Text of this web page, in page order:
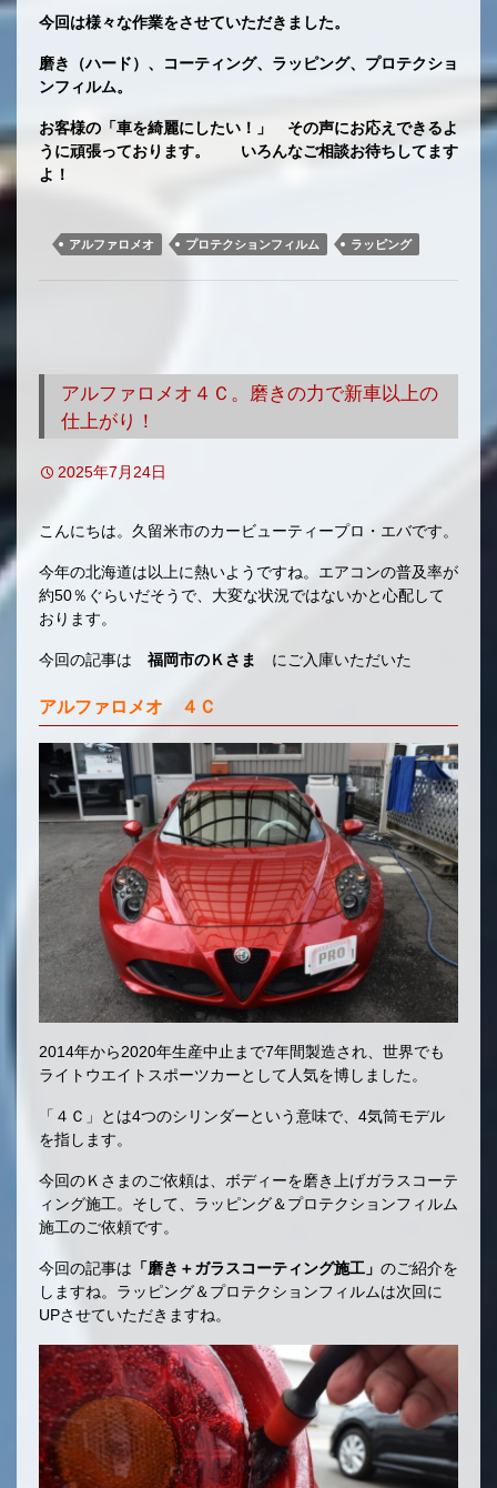
今回は様々な作業をさせていただきました。
磨き（ハード）、コーティング、ラッピング、プロテクショ
ンフィルム。
お客様の「車を綺麗にしたい！」 その声にお応えできるよ
うに頑張っております。 いろんなご相談お待ちしてます
よ！
アルファロメオ プロテクションフィルム ラッピング
アルファロメオ４Ｃ。磨きの力で新車以上の
仕上がり！
2025年7月24日
こんにちは。久留米市のカービューティープロ・エバです。
今年の北海道は以上に熱いようですね。エアコンの普及率が
約50％ぐらいだそうで、大変な状況ではないかと心配して
おります。
今回の記事は 福岡市のＫさま にご入庫いただいた
アルファロメオ ４Ｃ
2014年から2020年生産中止まで7年間製造され、世界でも
ライトウエイトスポーツカーとして人気を博しました。
「４Ｃ」とは4つのシリンダーという意味で、4気筒モデル
を指します。
今回のＫさまのご依頼は、ボディーを磨き上げガラスコーテ
ィング施工。そして、ラッピング＆プロテクションフィルム
施工のご依頼です。
今回の記事は 「磨き＋ガラスコーティング施工」 のご紹介を
しますね。ラッピング＆プロテクションフィルムは次回に
UPさせていただきますね。